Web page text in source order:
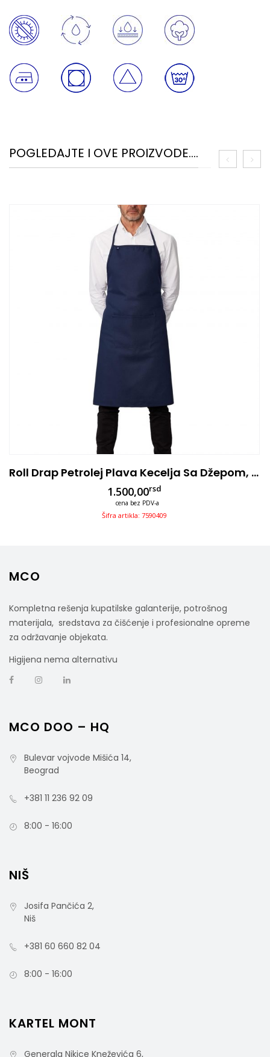
POGLEDAJTE I OVE PROIZVODE....
Roll Drap Petrolej Plava Kecelja Sa Džepom, 75×90
1.500,00rsd
cena bez PDV-a
Šifra artikla: 7590409
MCO
Kompletna rešenja kupatilske galanterije, potrošnog
materijala, sredstava za čišćenje i profesionalne opreme
za održavanje objekata.
Higijena nema alternativu
MCO DOO – HQ
Bulevar vojvode Mišića 14,
Beograd
+381 11 236 92 09
8:00 - 16:00
NIŠ
Josifa Pančića 2,
Niš
+381 60 660 82 04
8:00 - 16:00
KARTEL MONT
Generala Nikice Kneževića 6,